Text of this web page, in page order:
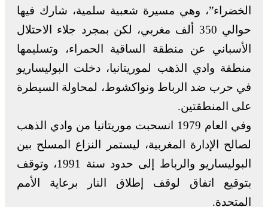
الخضراء”، وهي مسيرة شعبية سلمية، شارك فيها
حوالي 350 ألف مغربي، لكن بمجرد جلاء الاحتلال
الأسباني عن منطقة الساقية الحمراء، وتسليمها
منطقة وادي الذهب لموريتانيا، دخلت البوليساريو
في حرب ضد الرباط ونواكشوط، لمحاولة السيطرة
على المنطقتين.
وفي العام 1979 انسحبت موريتانيا من وادي الذهب
لصالح الإدارة المغربية، ليستمر النزاع المسلح بين
البوليساريو والرباط إلى حدود سنة 1991، وتوقف
بتوقيع اتفاق لوقف إطلاق النار برعاية الأمم
المتحدة.